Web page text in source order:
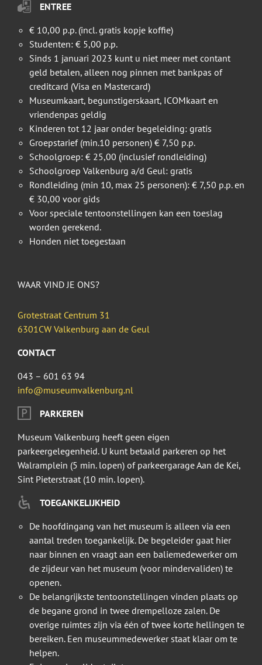
ENTREE
€ 10,00 p.p. (incl. gratis kopje koffie)
Studenten: € 5,00 p.p.
Sinds 1 januari 2023 kunt u niet meer met contant
geld betalen, alleen nog pinnen met bankpas of
creditcard (Visa en Mastercard)
Museumkaart, begunstigerskaart, ICOMkaart en
vriendenpas geldig
Kinderen tot 12 jaar onder begeleiding: gratis
Groepstarief (min.10 personen) € 7,50 p.p.
Schoolgroep: € 25,00 (inclusief rondleiding)
Schoolgroep Valkenburg a/d Geul: gratis
Rondleiding (min 10, max 25 personen): € 7,50 p.p. en
€ 30,00 voor gids
Voor speciale tentoonstellingen kan een toeslag
worden gerekend.
Honden niet toegestaan
WAAR VIND JE ONS?
Grotestraat Centrum 31
6301CW Valkenburg aan de Geul
CONTACT
043 – 601 63 94
info@museumvalkenburg.nl
PARKEREN
Museum Valkenburg heeft geen eigen
parkeergelegenheid. U kunt betaald parkeren op het
Walramplein (5 min. lopen) of parkeergarage Aan de Kei,
Sint Pieterstraat (10 min. lopen).
TOEGANKELIJKHEID
De hoofdingang van het museum is alleen via een
aantal treden toegankelijk. De begeleider gaat hier
naar binnen en vraagt aan een baliemedewerker om
de zijdeur van het museum (voor mindervaliden) te
openen.
De belangrijkste tentoonstellingen vinden plaats op
de begane grond in twee drempelloze zalen. De
overige ruimtes zijn via één of twee korte hellingen te
bereiken. Een museummedewerker staat klaar om te
helpen.